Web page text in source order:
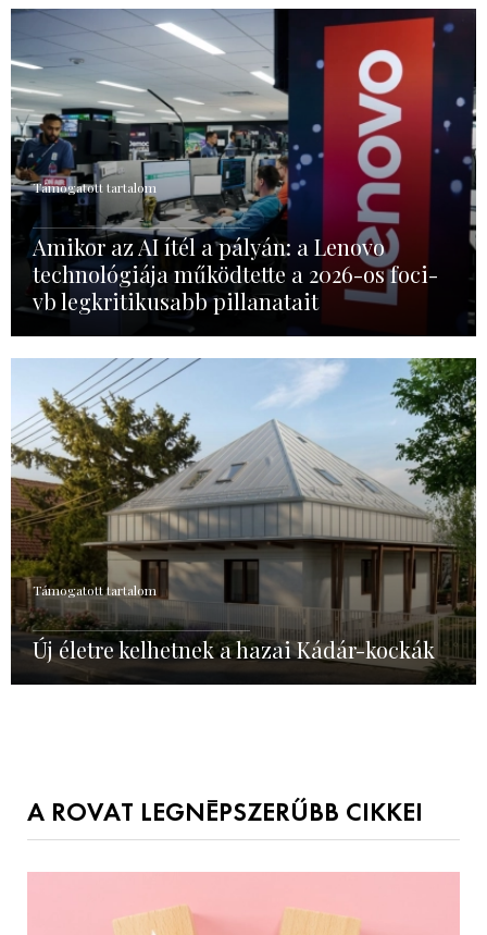
Támogatott tartalom
Amikor az AI ítél a pályán: a Lenovo
technológiája működtette a 2026-os foci-
vb legkritikusabb pillanatait
Támogatott tartalom
Új életre kelhetnek a hazai Kádár-kockák
A ROVAT LEGNÉPSZERŰBB CIKKEI